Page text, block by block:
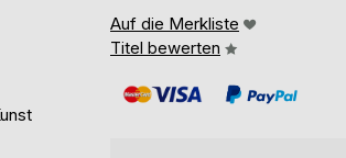
Auf die Merkliste
Titel bewerten